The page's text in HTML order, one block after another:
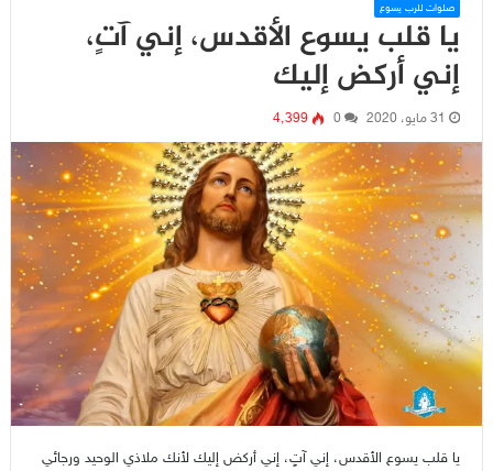
صلوات للرب يسوع
يا قلب يسوع الأقدس، إني آتٍ،
إني أركض إليك
31 مايو، 2020 0 4٬399
يا قلب يسوع الأقدس، إني آتٍ، إني أركض إليك لأنك ملاذي الوحيد ورجائي